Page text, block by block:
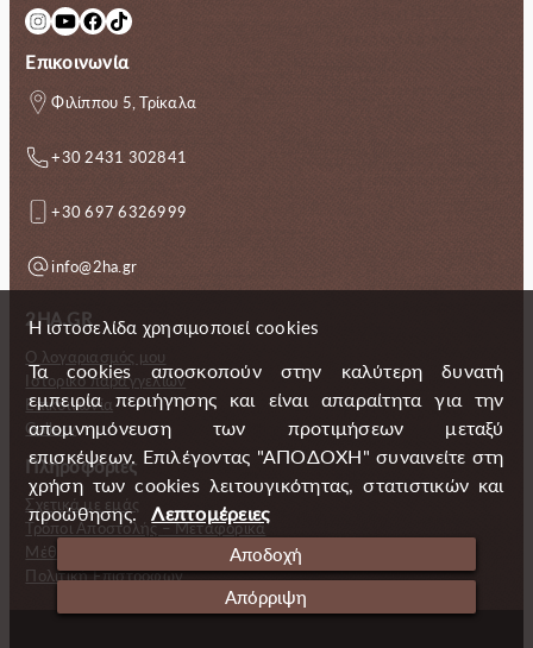
InstagramYouTube Facebook TikTok
Επικοινωνία
Φιλίππου 5, Τρίκαλα
+30 2431 302841
+30 697 6326999
info@2ha.gr
2HA.GR
Ο λογαριασμός μου
Ιστορικό παραγγελιών
Επικοινωνία
Gallery
Πληροφορίες
Σχετικά με εμάς
Τρόποι Αποστολής – Μεταφορικά
Μέθοδοι πληρωμής
Πολιτική Επιστροφών
Η ιστοσελίδα χρησιμοποιεί cookies
Τα cookies αποσκοπούν στην καλύτερη δυνατή
εμπειρία περιήγησης και είναι απαραίτητα για την
απομνημόνευση των προτιμήσεων μεταξύ
επισκέψεων. Επιλέγοντας "ΑΠΟΔΟΧΗ" συναινείτε στη
χρήση των cookies λειτουγικότητας, στατιστικών και
προώθησης.
Λεπτομέρειες
Αποδοχή
Απόρριψη